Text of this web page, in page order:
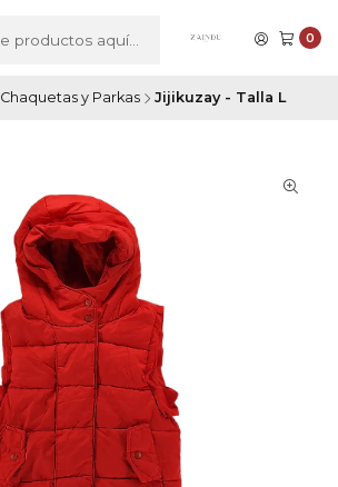
0
Chaquetas y Parkas Jijikuzay - Talla L